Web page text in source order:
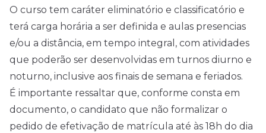
O curso tem caráter eliminatório e classificatório e
terá carga horária a ser definida e aulas presencias
e/ou a distância, em tempo integral, com atividades
que poderão ser desenvolvidas em turnos diurno e
noturno, inclusive aos finais de semana e feriados.
É importante ressaltar que, conforme consta em
documento, o candidato que não formalizar o
pedido de efetivação de matrícula até às 18h do dia